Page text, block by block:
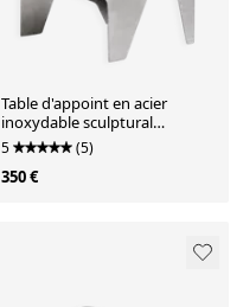
Table d'appoint en acier
inoxydable sculptural
contemporain, design
minimaliste
5 (5)
350 €